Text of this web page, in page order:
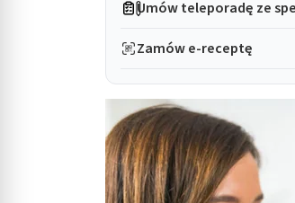
Umów teleporadę ze
Zamów e-receptę